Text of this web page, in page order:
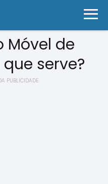
Móvel de
serve?
PUBLICIDADE